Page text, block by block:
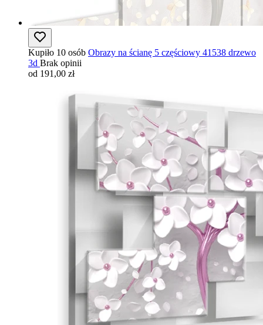
Kupiło 10 osób Obrazy na ścianę 5 częściowy 41538 drzewo
3d Brak opinii
od 191,00 zł